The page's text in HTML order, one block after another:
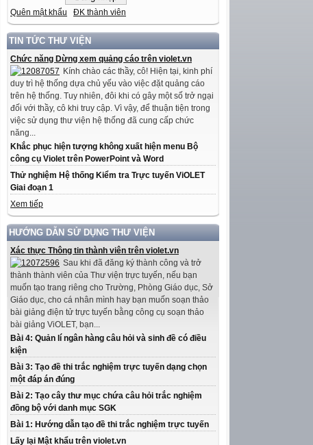
Quên mật khẩu ĐK thành viên
TIN TỨC THƯ VIỆN
Chức năng Dừng xem quảng cáo trên violet.vn
Kính chào các thầy, cô! Hiện tại, kinh phí
duy trì hệ thống dựa chủ yếu vào việc đặt quảng cáo
trên hệ thống. Tuy nhiên, đôi khi có gây một số trở ngại
đối với thầy, cô khi truy cập. Vì vậy, để thuận tiện trong
việc sử dụng thư viện hệ thống đã cung cấp chức
năng...
Khắc phục hiện tượng không xuất hiện menu Bộ
công cụ Violet trên PowerPoint và Word
Thử nghiệm Hệ thống Kiểm tra Trực tuyến ViOLET
Giai đoạn 1
Xem tiếp
HƯỚNG DẪN SỬ DỤNG THƯ VIỆN
Xác thực Thông tin thành viên trên violet.vn
Sau khi đã đăng ký thành công và trở
thành thành viên của Thư viện trực tuyến, nếu bạn
muốn tạo trang riêng cho Trường, Phòng Giáo dục, Sở
Giáo dục, cho cá nhân mình hay bạn muốn soạn thảo
bài giảng điện tử trực tuyến bằng công cụ soạn thảo
bài giảng ViOLET, bạn...
Bài 4: Quản lí ngân hàng câu hỏi và sinh đề có điều
kiện
Bài 3: Tạo đề thi trắc nghiệm trực tuyến dạng chọn
một đáp án đúng
Bài 2: Tạo cây thư mục chứa câu hỏi trắc nghiệm
đồng bộ với danh mục SGK
Bài 1: Hướng dẫn tạo đề thi trắc nghiệm trực tuyến
Lấy lại Mật khẩu trên violet.vn